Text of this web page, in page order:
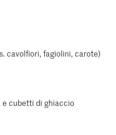
cavolfiori, fagiolini, carote)
cubetti di ghiaccio